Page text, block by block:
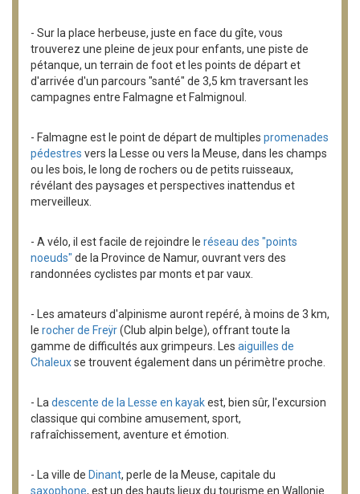
- Sur la place herbeuse, juste en face du gîte, vous
trouverez une pleine de jeux pour enfants, une piste de
pétanque, un terrain de foot et les points de départ et
d'arrivée d'un parcours "santé" de 3,5 km traversant les
campagnes entre Falmagne et Falmignoul.
- Falmagne est le point de départ de multiples promenades
pédestres vers la Lesse ou vers la Meuse, dans les champs
ou les bois, le long de rochers ou de petits ruisseaux,
révélant des paysages et perspectives inattendus et
merveilleux.
- A vélo, il est facile de rejoindre le réseau des "points
noeuds" de la Province de Namur, ouvrant vers des
randonnées cyclistes par monts et par vaux.
- Les amateurs d'alpinisme auront repéré, à moins de 3 km,
le rocher de Freÿr(Club alpin belge), offrant toute la
gamme de difficultés aux grimpeurs. Les aiguilles de
Chaleuxse trouvent également dans un périmètre proche.
- La descente de la Lesse en kayakest, bien sûr, l'excursion
classique qui combine amusement, sport,
rafraîchissement, aventure et émotion.
- La ville de Dinant, perle de la Meuse, capitale du
saxophone, est un des hauts lieux du tourisme en Wallonie